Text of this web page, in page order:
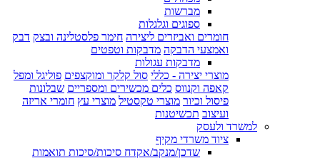
מברשות
ספוגים וגלגלות
חומרים ואביזרים ליצירה חימר פלסטלינה ובצק דבק
ואמצעי הדבקה מדבקות וטפטים
מדבקות עגולות
מוצרי יצירה - כללי סול קלקר ומוקצפים פוליגל ומפל
קאפה וקנווס כלים מכשירים ומספריים שבלונות
פיסול וכיור מוצרי טקסטיל מוצרי עץ חומרי אריזה
ועיצוב תכשיטנות
למשרד ולעסק
ציוד משרדי מקיף
שדכן/מנקב/אקדח סיכות/סיכות תואמות